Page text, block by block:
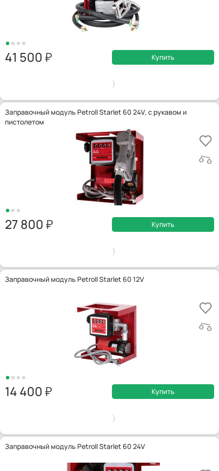
41 500 Купить
Заправочный модуль Petroll Starlet 60 24V, с рукавом и
пистолетом
27 800 Купить
Заправочный модуль Petroll Starlet 60 12V
14 400 Купить
Заправочный модуль Petroll Starlet 60 24V